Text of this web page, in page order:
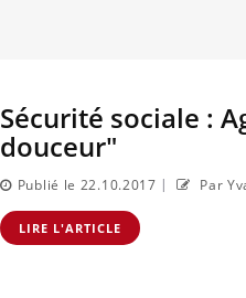
Sécurité sociale :
douceur"
Publié le 22.10.2017 | Par
LIRE L'ARTICLE